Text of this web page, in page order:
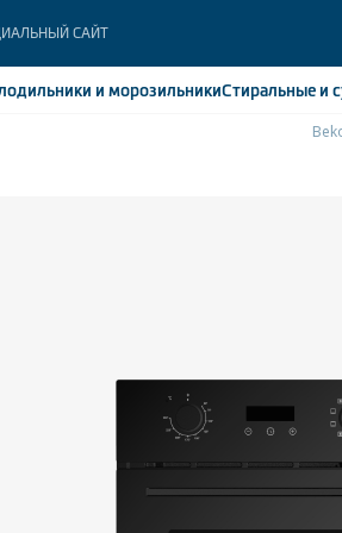
САЙТ
и морозильникиСтиральные и